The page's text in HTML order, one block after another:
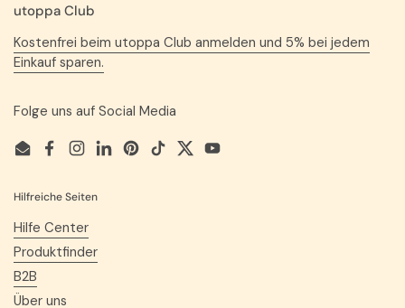
utoppa Club
Kostenfrei beim utoppa Club anmelden und 5% bei jedem
Einkauf sparen.
Folge uns auf Social Media
EmailFacebook
Instagram
LinkedInPinterest
TikTokTwitterYouTube
Hilfreiche Seiten
Hilfe Center
Produktfinder
B2B
Über uns